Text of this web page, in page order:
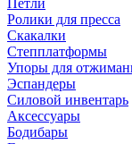
Петли
Ролики для пресса
Скакалки
Степплатформы
Упоры для
Эспандеры
Силовой инвентарь
Аксессуары
Бодибары